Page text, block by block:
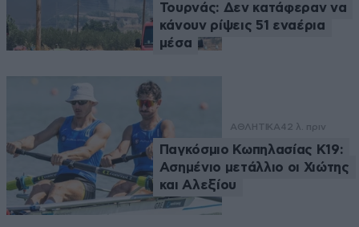
Τουρνάς: Δεν κατάφεραν να
κάνουν ρίψεις 51 εναέρια
μέσα
ΑΘΛΗΤΙΚΑ42 λ. πριν
Παγκόσμιο Κωπηλασίας Κ19:
Ασημένιο μετάλλιο οι Χιώτης
και Αλεξίου